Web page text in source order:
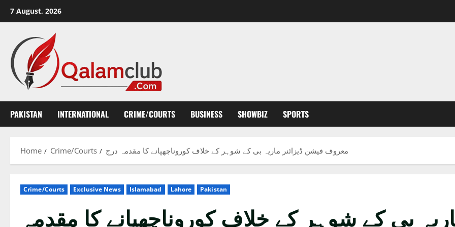
7 August, 2026
PAKISTAN INTERNATIONAL CRIME/COURTS BUSINESS SHOWBIZ SPORTS
Home Crime/Courts معروف فیشن ڈیزائنر ماریہ بی کے شوہر کے خلاف کوروناچھپانے کا مقدمہ درج
Crime/Courts Exclusive News Islamabad Lahore Pakistan
بی کے شوہر کے خلاف کوروناچھپانے کا مقدمہ